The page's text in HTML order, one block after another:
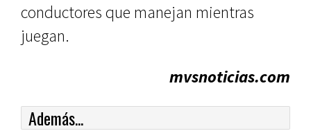
conductores que manejan mientras
juegan.
mvsnoticias.com
Además...